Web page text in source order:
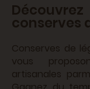
conserves
Conserves de
vous
artisanales